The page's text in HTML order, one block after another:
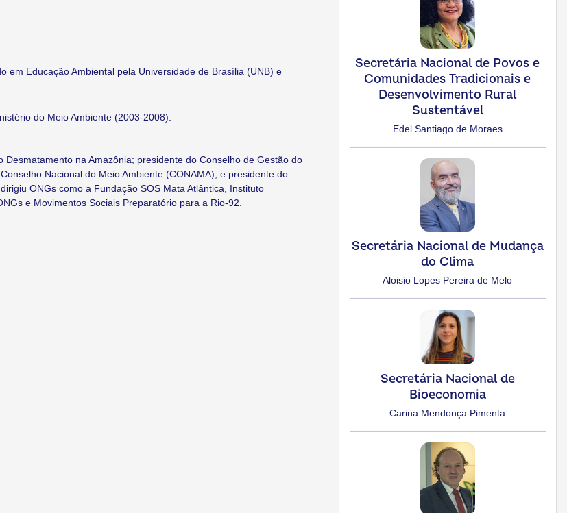
em Educação Ambiental pela Universidade de Brasília (UNB) e
do Meio Ambiente (2003-2008).
na Amazônia; presidente do Conselho de Gestão do
Nacional do Meio Ambiente (CONAMA); e presidente do
ONGs como a Fundação SOS Mata Atlântica, Instituto
e Movimentos Sociais Preparatório para a Rio-92.
Secretária Nacional de Povos e
Comunidades Tradicionais e
Desenvolvimento Rural
Sustentável
Edel Santiago de Moraes
Secretária Nacional de Mudança
do Clima
Aloisio Lopes Pereira de Melo
Secretária Nacional de
Bioeconomia
Carina Mendonça Pimenta